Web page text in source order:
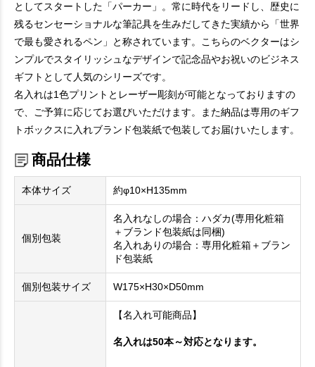
としてスタートした「パーカー」。常に時代をリードし、歴史に
残るセンセーショナルな筆記具を生みだしてきた実績から「世界
で最も愛されるペン」と称されています。こちらのベクターはシ
ンプルでスタイリッシュなデザインで記念品やお祝いのビジネス
ギフトとして人気のシリーズです。
名入れは1色プリントとレーザー彫刻が可能となっておりますの
で、ご予算に応じてお選びいただけます。また納品は専用のギフ
トボックスに入れブランド包装紙で包装してお届けいたします。
商品仕様
本体サイズ 約φ10×H135mm
個別包装
名入れなしの場合：ハダカ(専用化粧箱
＋ブランド包装紙は同梱)
名入れありの場合：専用化粧箱＋ブラン
ド包装紙
個別包装サイズ W175×H30×D50mm
【名入れ可能商品】
名入れは50本～対応となります。